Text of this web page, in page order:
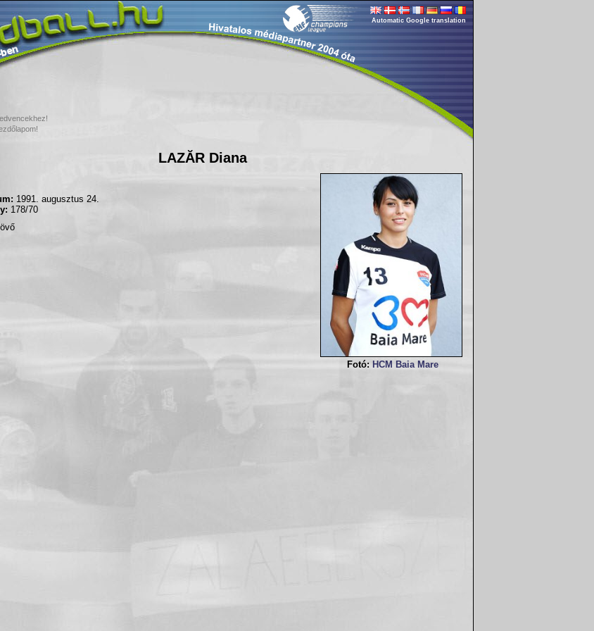
Automatic Google translation
LAZĂR Diana
1991. augusztus 24.
178/70
Fotó: HCM Baia Mare